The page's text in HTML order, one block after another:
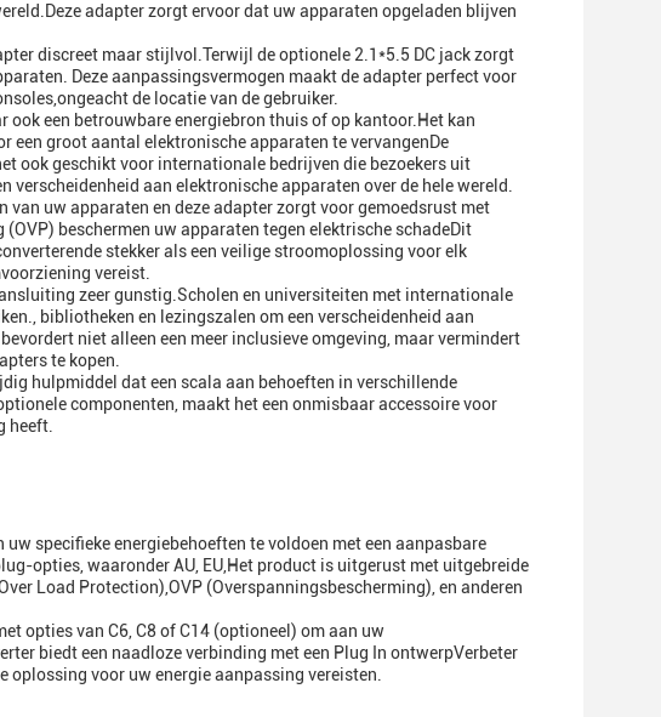
adapter zorgt ervoor dat uw apparaten opgeladen blijven
discreet maar stijlvol.Terwijl de optionele 2.1*5.5 DC jack zorgt
Deze aanpassingsvermogen maakt de adapter perfect voor
de locatie van de gebruiker.
een betrouwbare energiebron thuis of op kantoor.Het kan
een groot aantal elektronische apparaten te vervangenDe
ook geschikt voor internationale bedrijven die bezoekers uit
aan elektronische apparaten over de hele wereld.
uw apparaten en deze adapter zorgt voor gemoedsrust met
beschermen uw apparaten tegen elektrische schadeDit
stekker als een veilige stroomoplossing voor elk
vereist.
zeer gunstig.Scholen en universiteiten met internationale
bibliotheken en lezingszalen om een verscheidenheid aan
niet alleen een meer inclusieve omgeving, maar vermindert
te kopen.
hulpmiddel dat een scala aan behoeften in verschillende
componenten, maakt het een onmisbaar accessoire voor
heeft.
specifieke energiebehoeften te voldoen met een aanpasbare
opties, waaronder AU, EU,Het product is uitgerust met uitgebreide
Load Protection),OVP (Overspanningsbescherming), en anderen
opties van C6, C8 of C14 (optioneel) om aan uw
biedt een naadloze verbinding met een Plug In ontwerpVerbeter
oplossing voor uw energie aanpassing vereisten.